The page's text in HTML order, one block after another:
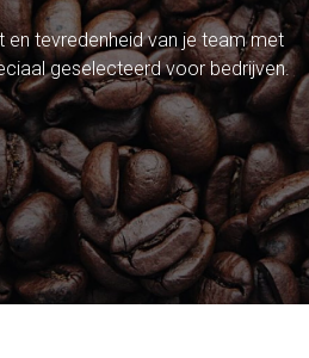
tevredenheid van je team met
geselecteerd voor bedrijven.